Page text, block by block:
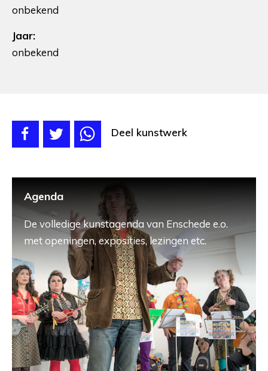
onbekend
Jaar:
onbekend
Deel kunstwerk
Agenda
De volledige kunstagenda van Enschede e.o.
met openingen, exposities, lezingen etc.